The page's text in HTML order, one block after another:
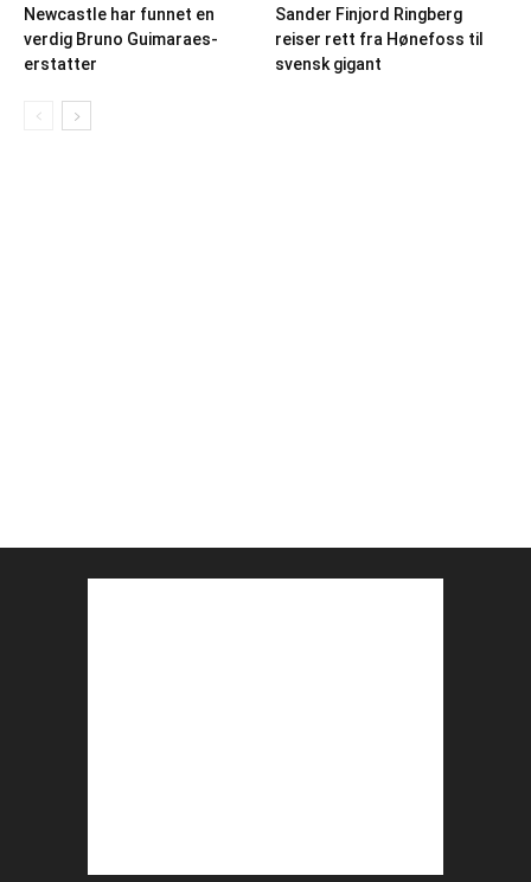
Newcastle har funnet en
verdig Bruno Guimaraes-
erstatter
Sander Finjord Ringberg
reiser rett fra Hønefoss til
svensk gigant